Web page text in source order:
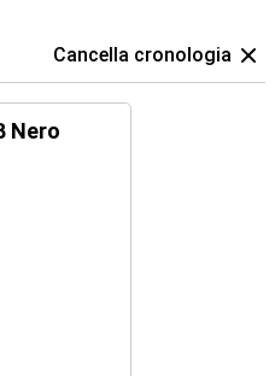
Cancella cronologia
Nero